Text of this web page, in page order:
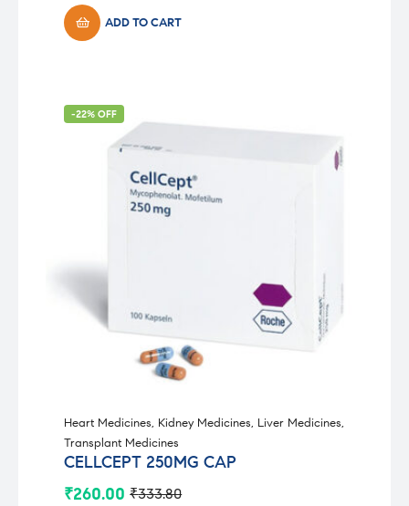
ADD TO CART
-22% OFF
Heart Medicines, Kidney Medicines, Liver Medicines,
Transplant Medicines
CELLCEPT 250MG CAP
₹333.80
Original
₹260.00
Current